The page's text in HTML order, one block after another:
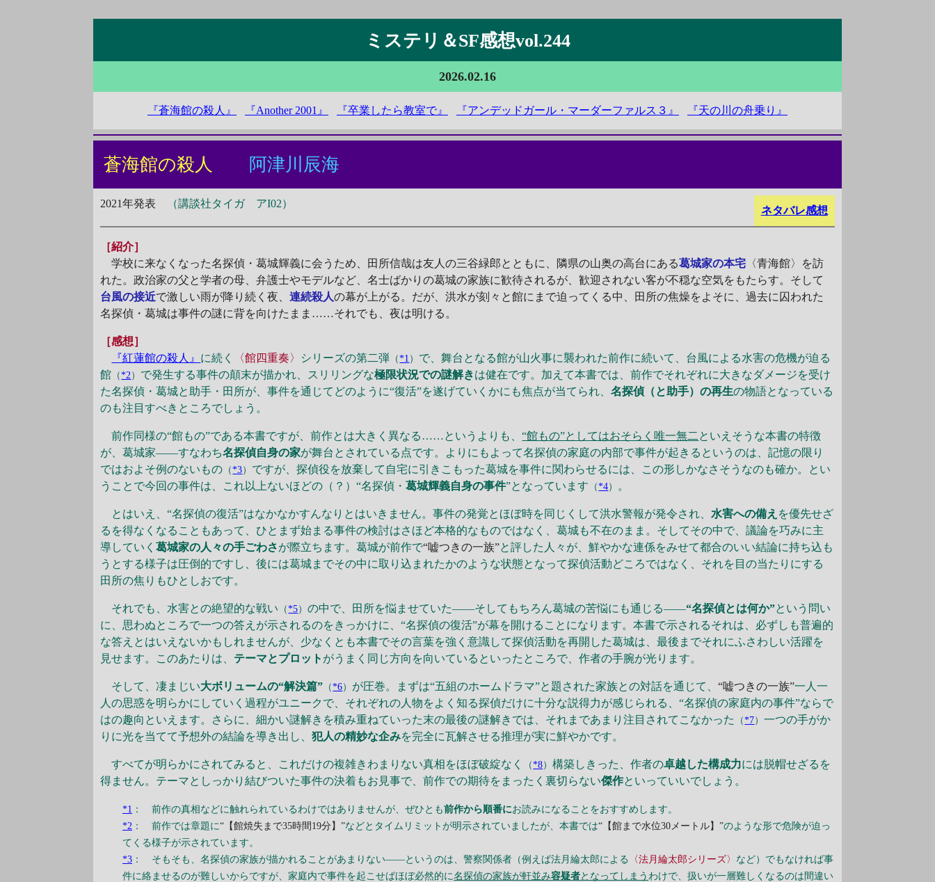
ミステリ＆SF感想vol.244
2026.02.16
『蒼海館の殺人』 『Another 2001』 『卒業したら教室で』 『アンデッドガール・マーダーファルス３』 『天の川の舟乗り』
蒼海館の殺人 阿津川辰海
ネタバレ感想
2021年発表 （講談社タイガ アI02）
［紹介］
学校に来なくなった名探偵・葛城輝義に会うため、田所信哉は友人の三谷緑郎とともに、隣県の山奥の高台にある葛城家の本宅 〈青海館〉を訪
れた。政治家の父と学者の母、弁護士やモデルなど、名士ばかりの葛城の家族に歓待されるが、歓迎されない客が不穏な空気をもたらす。そして
台風の接近で激しい雨が降り続く夜、連続殺人の幕が上がる。だが、洪水が刻々と館にまで迫ってくる中、田所の焦燥をよそに、過去に囚われた
名探偵・葛城は事件の謎に背を向けたまま……それでも、夜は明ける。
［感想］
『紅蓮館の殺人』 に続く 〈館四重奏〉 シリーズの第二弾 （*1 ） で、舞台となる館が山火事に襲われた前作に続いて、台風による水害の危機が迫る
館 （*2） で発生する事件の顛末が描かれ、スリリングな極限状況での謎解きは健在です。加えて本書では、前作でそれぞれに大きなダメージを受け
た名探偵・葛城と助手・田所が、事件を通じてどのように“復活”を遂げていくかにも焦点が当てられ、名探偵（と助手）の再生の物語となっている
のも注目すべきところでしょう。
前作同様の“館もの”である本書ですが、前作とは大きく異なる……というよりも、“館もの”としてはおそらく唯一無二 といえそうな本書の特徴
が、葛城家――すなわち名探偵自身の家が舞台とされている点です。よりにもよって名探偵の家庭の内部で事件が起きるというのは、記憶の限り
ではおよそ例のないもの （*3） ですが、探偵役を放棄して自宅に引きこもった葛城を事件に関わらせるには、この形しかなさそうなのも確か。とい
うことで今回の事件は、これ以上ないほどの（？）“名探偵・葛城輝義自身の事件”となっています （*4） 。
とはいえ、“名探偵の復活”はなかなかすんなりとはいきません。事件の発覚とほぼ時を同じくして洪水警報が発令され、 水害への備え を優先せざ
るを得なくなることもあって、ひとまず始まる事件の検討はさほど本格的なものではなく、葛城も不在のまま。そしてその中で、議論を巧みに主
導していく葛城家の人々の手ごわさが際立ちます。葛城が前作で“嘘つきの一族”と評した人々が、鮮やかな連係をみせて都合のいい結論に持ち込も
うとする様子は圧倒的ですし、後には葛城までその中に取り込まれたかのような状態となって探偵活動どころではなく、それを目の当たりにする
田所の焦りもひとしおです。
それでも、水害との絶望的な戦い （*5）の中で、田所を悩ませていた――そしてもちろん葛城の苦悩にも通じる――“名探偵とは何か”という問い
に、思わぬところで一つの答えが示されるのをきっかけに、“名探偵の復活”が幕を開けることになります。本書で示されるそれは、必ずしも普遍的
な答えとはいえないかもしれませんが、少なくとも本書でその言葉を強く意識して探偵活動を再開した葛城は、最後までそれにふさわしい活躍を
見せます。このあたりは、 テーマとプロット がうまく同じ方向を向いているといったところで、作者の手腕が光ります。
そして、凄まじい大ボリュームの“解決篇” （*6） が圧巻。まずは“五組のホームドラマ”と題された家族との対話を通じて、“嘘つきの一族”一人一
人の思惑を明らかにしていく過程がユニークで、それぞれの人物をよく知る探偵だけに十分な説得力が感じられる、“名探偵の家庭内の事件”ならで
はの趣向といえます。さらに、細かい謎解きを積み重ねていった末の最後の謎解きでは、それまであまり注目されてこなかった
（*7）一つの手がか
りに光を当てて予想外の結論を導き出し、犯人の精妙な企みを完全に瓦解させる推理が実に鮮やかです。
すべてが明らかにされてみると、これだけの複雑きわまりない真相をほぼ破綻なく （*8）構築しきった、作者の卓越した構成力には脱帽せざるを
得ません。テーマとしっかり結びついた事件の決着もお見事で、前作での期待をまったく裏切らない傑作といっていいでしょう。
*1 ： 前作の真相などに触れられているわけではありませんが、ぜひとも前作から順番にお読みになることをおすすめします。
*2 ： 前作では章題に“【館焼失まで35時間19分】”などとタイムリミットが明示されていましたが、本書では“【館まで水位30メートル】”のような形で危険が迫っ
てくる様子が示されています。
*3 ： そもそも、名探偵の家族が描かれることがあまりない――というのは、警察関係者（例えば法月綸太郎による 〈法月綸太郎シリーズ〉 など）でもなければ事
件に絡ませるのが難しいからですが、家庭内で事件を起こせばほぼ必然的に名探偵の家族が軒並み容疑者となってしまう わけで、扱いが一層難しくなるのは間違い